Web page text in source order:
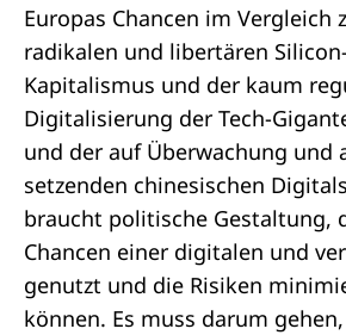
Europas Chancen im Vergleich
radikalen und libertären
Kapitalismus und der kaum
Digitalisierung der Tech-
und der auf Überwachung und
setzenden chinesischen
braucht politische Gestaltung,
Chancen einer digitalen und
genutzt und die Risiken
können. Es muss darum